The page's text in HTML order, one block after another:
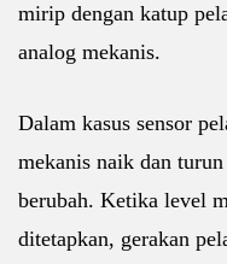
mirip dengan katup
analog mekanis.
Dalam kasus sensor
mekanis naik dan
berubah. Ketika level
ditetapkan, gerakan